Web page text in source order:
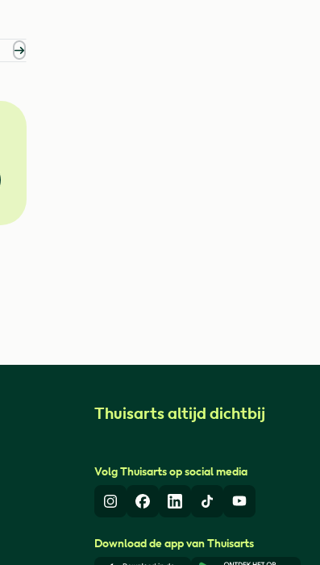
Thuisarts altijd dichtbij
Volg Thuisarts op social media
InstagramFacebook
LinkedInTikTokYoutube
Download de app van Thuisarts